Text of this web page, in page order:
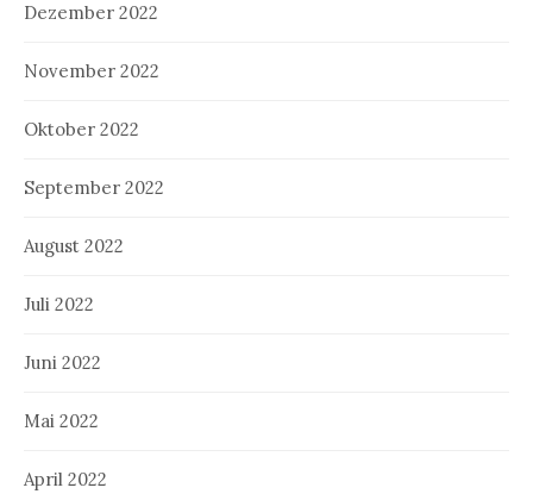
Dezember 2022
November 2022
Oktober 2022
September 2022
August 2022
Juli 2022
Juni 2022
Mai 2022
April 2022